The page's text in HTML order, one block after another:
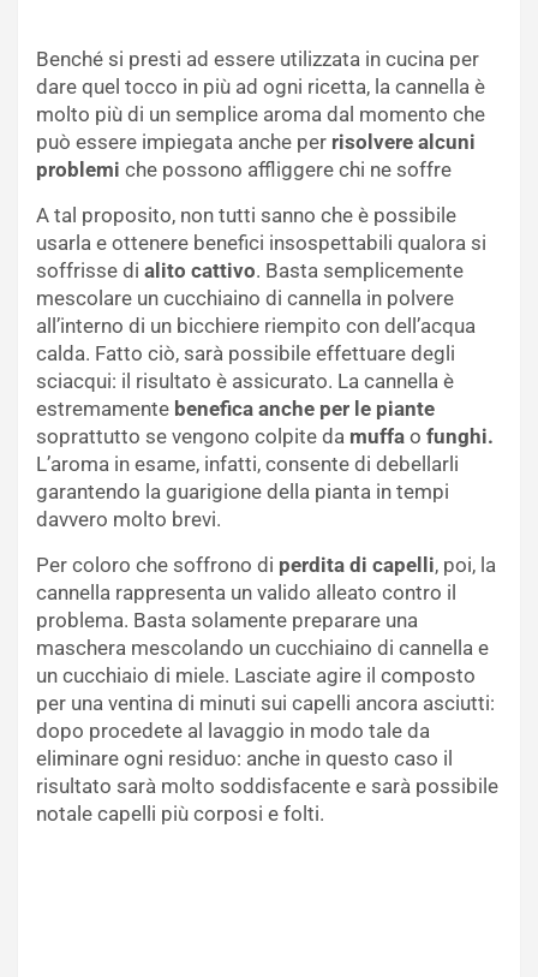
Benché si presti ad essere utilizzata in cucina per
dare quel tocco in più ad ogni ricetta, la cannella è
molto più di un semplice aroma dal momento che
può essere impiegata anche per risolvere alcuni
problemi che possono affliggere chi ne soffre
A tal proposito, non tutti sanno che è possibile
usarla e ottenere benefici insospettabili qualora si
soffrisse di alito cattivo. Basta semplicemente
mescolare un cucchiaino di cannella in polvere
all’interno di un bicchiere riempito con dell’acqua
calda. Fatto ciò, sarà possibile effettuare degli
sciacqui: il risultato è assicurato. La cannella è
estremamente benefica anche per le piante
soprattutto se vengono colpite da muffa o funghi.
L’aroma in esame, infatti, consente di debellarli
garantendo la guarigione della pianta in tempi
davvero molto brevi.
Per coloro che soffrono di perdita di capelli, poi, la
cannella rappresenta un valido alleato contro il
problema. Basta solamente preparare una
maschera mescolando un cucchiaino di cannella e
un cucchiaio di miele. Lasciate agire il composto
per una ventina di minuti sui capelli ancora asciutti:
dopo procedete al lavaggio in modo tale da
eliminare ogni residuo: anche in questo caso il
risultato sarà molto soddisfacente e sarà possibile
notale capelli più corposi e folti.